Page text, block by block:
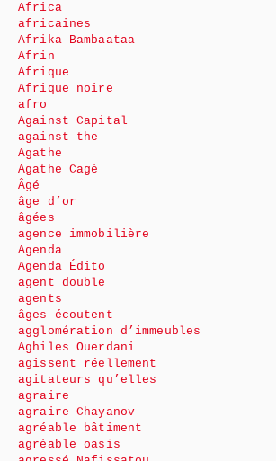
Africa
africaines
Afrika Bambaataa
Afrin
Afrique
Afrique noire
afro
Against Capital
against the
Agathe
Agathe Cagé
Âgé
âge d’or
âgées
agence immobilière
Agenda
Agenda Édito
agent double
agents
âges écoutent
agglomération d’immeubles
Aghiles Ouerdani
agissent réellement
agitateurs qu’elles
agraire
agraire Chayanov
agréable bâtiment
agréable oasis